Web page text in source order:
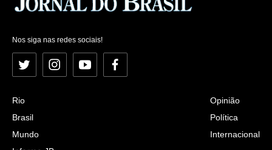
Nos siga nas redes sociais!
Twitter InstagramYouTubeFacebook
Rio
Brasil
Mundo
Opinião
Política
Internacional